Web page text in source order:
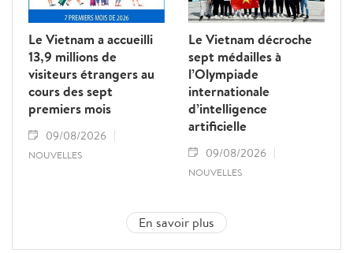
Le Vietnam a accueilli
13,9 millions de
visiteurs étrangers au
cours des sept
premiers mois
09/08/2026
NOUVELLES
Le Vietnam décroche
sept médailles à
l’Olympiade
internationale
d’intelligence
artificielle
09/08/2026
NOUVELLES
En savoir plus